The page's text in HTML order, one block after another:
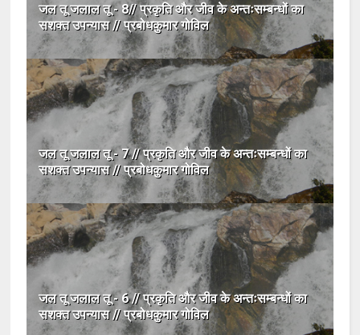
जल तू जलाल तू - 8// प्रकृति और जीव के अन्तःसम्बन्धों का
सशक्त उपन्यास // प्रबोधकुमार गोविल
जल तू जलाल तू - 7 // प्रकृति और जीव के अन्तःसम्बन्धों का
सशक्त उपन्यास // प्रबोधकुमार गोविल
जल तू जलाल तू - 6 // प्रकृति और जीव के अन्तःसम्बन्धों का
सशक्त उपन्यास // प्रबोधकुमार गोविल